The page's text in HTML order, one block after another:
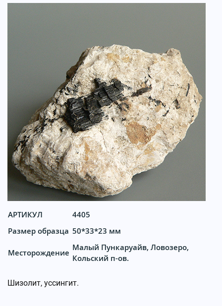
АРТИКУЛ
4405
Размер образца 50*33*23 мм
Месторождение
Малый Пункаруайв, Ловозеро,
Кольский п-ов.
Шизолит, уссингит.